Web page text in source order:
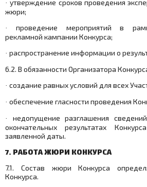
· утверждение сроков проведения
жюри;
·
проведение мероприятий в
рекламной кампании Конкурса;
· распространение информации о
6.2. В обязанности Организатора
· создание равных условий для всех
· обеспечение гласности проведения
·
недопущение разглашения
окончательных результатах
заявленной даты.
7. РАБОТА ЖЮРИ КОНКУРСА
7.1. Состав жюри Конкурса
Конкурса.